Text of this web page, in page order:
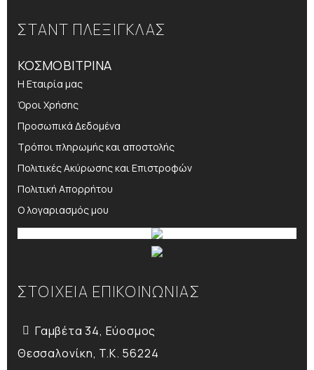
ΣΤΑΝΤ ΠΛΕΞΙΓΚΛΑΣ
ΚΟΣΜΟΒΙΤΡΙΝΑ
Η Εταιρία μας
Όροι Χρήσης
Προσωπικά Δεδομένα
Τρόποι πληρωμής και αποστολής
Πολιτικές Ακύρωσης και Επιστροφών
Πολιτική Απορρήτου
Ο λογαριασμός μου
ΣΤΟΙΧΕΙΑ ΕΠΙΚΟΙΝΩΝΙΑΣ
Γαμβέτα 34, Εύοσμος
Θεσσαλονίκη, T.K. 56224